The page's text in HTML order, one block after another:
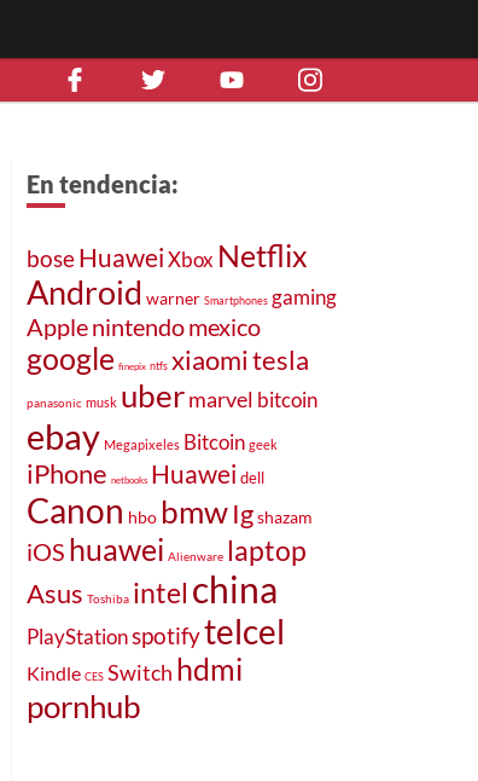
En tendencia:
boseHuaweiXbox Netflix
Android warner Smartphones gaming
Applenintendomexico
google finepix ntfs xiaomitesla
panasonic musk ubermarvel bitcoin
ebay Megapixeles Bitcoin geek
iPhone netbooks Huawei dell
Canon hbo bmwIgshazam
iOS huawei Alienware laptop
Asus Toshiba intel china
PlayStationspotifytelcel
Kindle CES Switch hdmi
pornhub